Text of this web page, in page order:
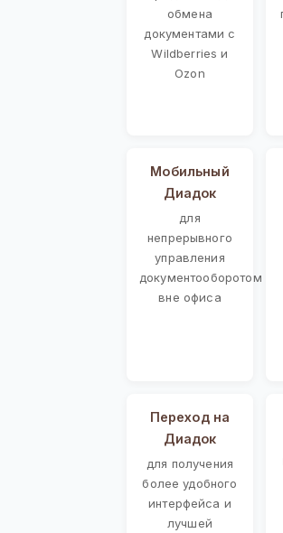
обмена
документами с
Wildberries и
Ozon
Мобильный
Диадок
для
непрерывного
управления
документооборотом
вне офиса
Переход на
Диадок
для получения
более удобного
интерфейса и
лучшей